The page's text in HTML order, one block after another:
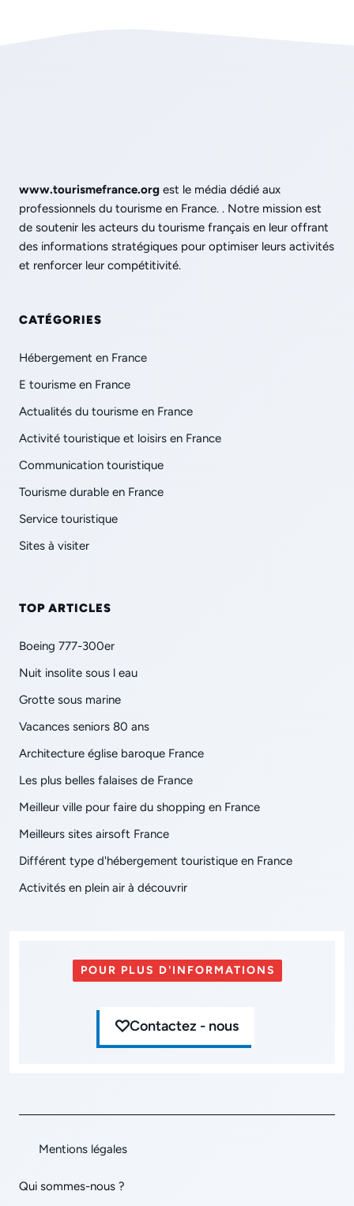
www.tourismefrance.org est le média dédié aux
professionnels du tourisme en France. . Notre mission est
de soutenir les acteurs du tourisme français en leur offrant
des informations stratégiques pour optimiser leurs activités
et renforcer leur compétitivité.
CATÉGORIES
Hébergement en France
E tourisme en France
Actualités du tourisme en France
Activité touristique et loisirs en France
Communication touristique
Tourisme durable en France
Service touristique
Sites à visiter
TOP ARTICLES
Boeing 777-300er
Nuit insolite sous l eau
Grotte sous marine
Vacances seniors 80 ans
Architecture église baroque France
Les plus belles falaises de France
Meilleur ville pour faire du shopping en France
Meilleurs sites airsoft France
Différent type d'hébergement touristique en France
Activités en plein air à découvrir
POUR PLUS D'INFORMATIONS
Contactez - nous
Mentions légales
Qui sommes-nous ?